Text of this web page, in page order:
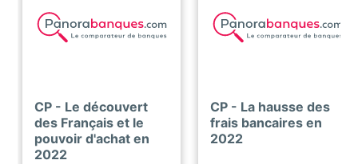
CP - Le découvert
des Français et le
pouvoir d'achat en
2022
CP - La hausse des
frais bancaires en
2022